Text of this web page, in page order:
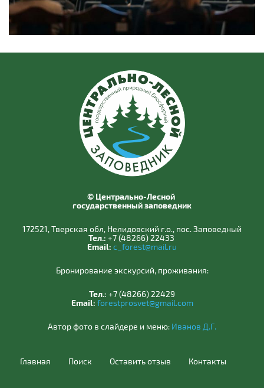
© Центрально-Лесной
государственный заповедник
172521, Тверская обл, Нелидовский г.о., пос. Заповедный
Тел.: +7 (48266) 22433
Email: c_forest@mail.ru
Бронирование экскурсий, проживания:
Тел.: +7 (48266) 22429
Email: forestprosvet@gmail.com
Автор фото в слайдере и меню: Иванов Д.Г.
Главная Поиск Оставить отзыв Контакты